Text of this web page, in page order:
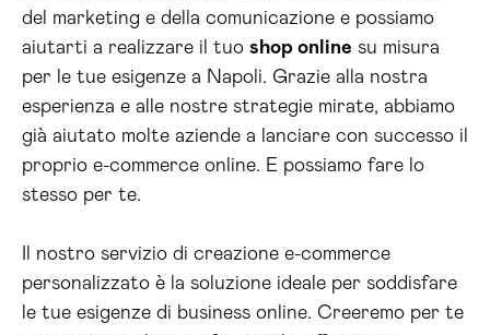
del marketing e della comunicazione e possiamo
aiutarti a realizzare il tuo shop online su misura
per le tue esigenze a Napoli. Grazie alla nostra
esperienza e alle nostre strategie mirate, abbiamo
già aiutato molte aziende a lanciare con successo il
proprio e-commerce online. E possiamo fare lo
stesso per te.
Il nostro servizio di creazione e-commerce
personalizzato è la soluzione ideale per soddisfare
le tue esigenze di business online. Creeremo per te